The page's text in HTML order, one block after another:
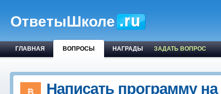
ОтветыШколе
ГЛАВНАЯ ВОПРОСЫ НАГРАДЫ ЗАДАТЬ ВОПРОС
Написать программу на